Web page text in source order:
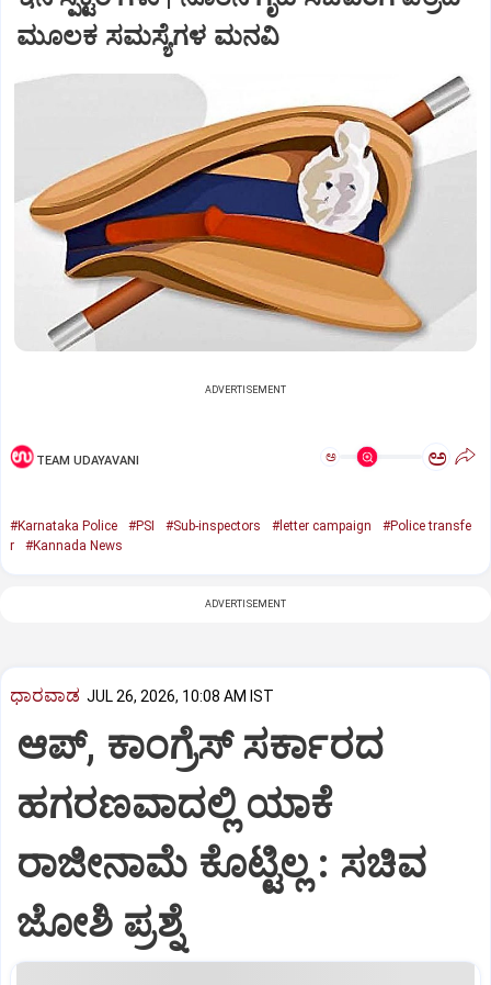
ಮೂಲಕ ಸಮಸ್ಯೆಗಳ ಮನವಿ
ADVERTISEMENT
TEAM UDAYAVANI ಅ ಅ
#Karnataka Police #PSI #Sub-inspectors #letter campaign
#Police transfe
r
#Kannada News
ADVERTISEMENT
ಧಾರವಾಡ JUL 26, 2026, 10:08 AM IST
ಆಪ್, ಕಾಂಗ್ರೆಸ್ ಸರ್ಕಾರದ
ಹಗರಣವಾದಲ್ಲಿ ಯಾಕೆ
ರಾಜೀನಾಮೆ ಕೊಟ್ಟಿಲ್ಲ : ಸಚಿವ
ಜೋಶಿ ಪ್ರಶ್ನೆ